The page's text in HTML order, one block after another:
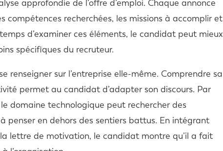
approfondie de l’offre d’emploi. Chaque annonce
compétences recherchées, les missions à accomplir et
d’examiner ces éléments, le candidat peut mieux
spécifiques du recruteur.
renseigner sur l’entreprise elle-même. Comprendre sa
permet au candidat d’adapter son discours. Par
domaine technologique peut rechercher des
en dehors des sentiers battus. En intégrant
lettre de motivation, le candidat montre qu’il a fait